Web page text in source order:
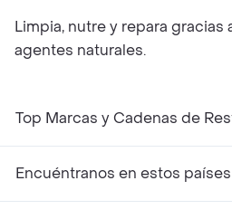
Limpia, nutre y repara
agentes naturales.
Top Marcas y Cadenas de
Encuéntranos en estos países